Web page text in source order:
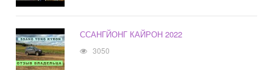
ССАНГЙОНГ КАЙРОН 2022
3050